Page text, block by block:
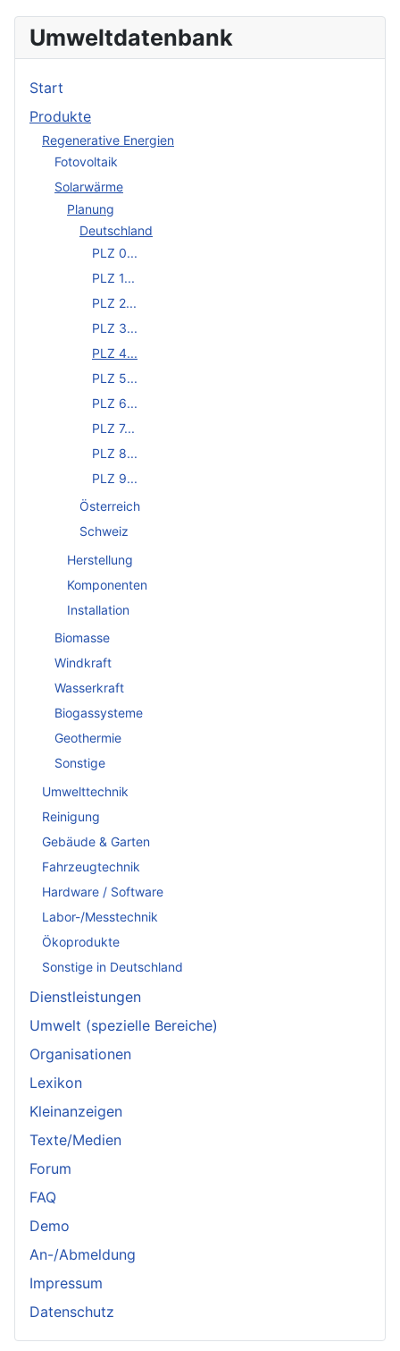
Umweltdatenbank
Start
Produkte
Regenerative Energien
Fotovoltaik
Solarwärme
Planung
Deutschland
PLZ 0...
PLZ 1...
PLZ 2...
PLZ 3...
PLZ 4...
PLZ 5...
PLZ 6...
PLZ 7...
PLZ 8...
PLZ 9...
Österreich
Schweiz
Herstellung
Komponenten
Installation
Biomasse
Windkraft
Wasserkraft
Biogassysteme
Geothermie
Sonstige
Umwelttechnik
Reinigung
Gebäude & Garten
Fahrzeugtechnik
Hardware / Software
Labor-/Messtechnik
Ökoprodukte
Sonstige in Deutschland
Dienstleistungen
Umwelt (spezielle Bereiche)
Organisationen
Lexikon
Kleinanzeigen
Texte/Medien
Forum
FAQ
Demo
An-/Abmeldung
Impressum
Datenschutz